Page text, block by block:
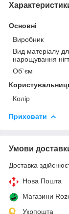
Основні
Виробник
Вид матеріалу
нарощування
Об`єм
Колір
Приховати
Умови
Доставка
Нова Пошта
Магазини
Укрпошта